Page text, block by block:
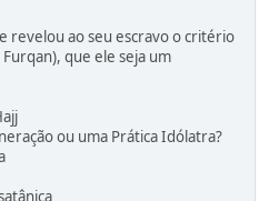
revelou ao seu escravo o critério
que ele seja um
ou uma Prática Idólatra?